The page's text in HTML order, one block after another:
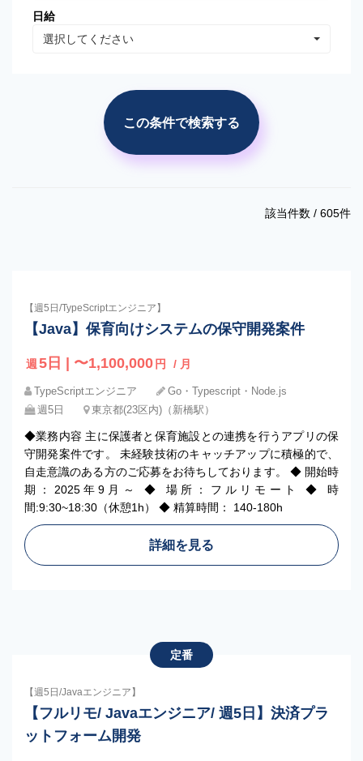
市場調査・分析 競合調査・分析
日給
選択してください
この条件で検索する
該当件数 / 605件
【週5日/TypeScriptエンジニア】
【Java】保育向けシステムの保守開発案件
週 5日 | 〜1,100,000 円 / 月
TypeScriptエンジニア
Go・Typescript・Node.js
週5日
東京都(23区内)（新橋駅）
◆業務内容 主に保護者と保育施設との連携を行うアプリの保
守開発案件です。 未経験技術のキャッチアップに積極的で、
自走意識のある方のご応募をお待ちしております。 ◆ 開始時
期：2025年9月～ ◆ 場所：フルリモート ◆ 時
間:9:30~18:30（休憩1h） ◆ 精算時間： 140-180h
詳細を見る
定番
【週5日/Javaエンジニア】
【フルリモ/ Javaエンジニア/ 週5日】決済プラ
ットフォーム開発